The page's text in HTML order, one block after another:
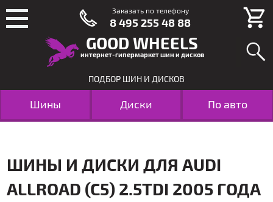
GOOD WHEELS
интернет-гипермаркет шин и дисков
ПОДБОР ШИН И ДИСКОВ
Шины Диски По авто
ШИНЫ И ДИСКИ ДЛЯ AUDI
ALLROAD (C5) 2.5TDI 2005 ГОДА
Заказать по телефону
8 495 255 48 88